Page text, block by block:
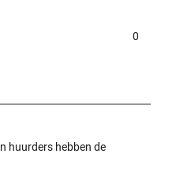
0
huurders hebben de